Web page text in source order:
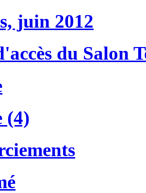
juin 2012
du Salon
(4)